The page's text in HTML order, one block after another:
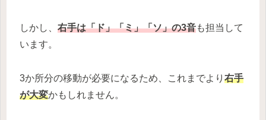
しかし、 右手は「ド」「ミ」「ソ」の3音も担当して
います。
3か所分の移動が必要になるため、これまでより 右手
が大変かもしれません。